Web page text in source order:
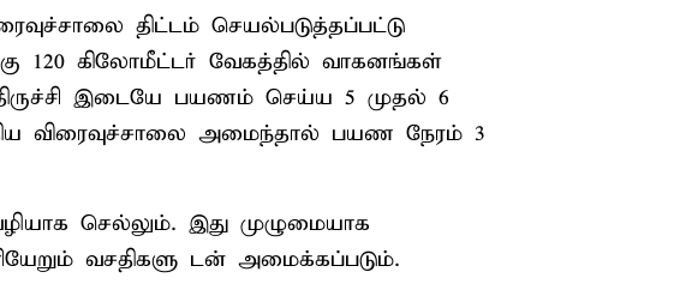
திட்டம் செயல்படுத்தப்பட்டு
120 கிலோமீட்டர் வேகத்தில் வாகனங்கள்
இடையே பயணம் செய்ய 5 முதல் 6
விரைவுச்சாலை அமைந்தால் பயண நேரம் 3
செல்லும். இது முழுமையாக
வசதிகளு டன் அமைக்கப்படும்.